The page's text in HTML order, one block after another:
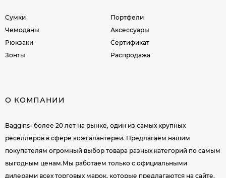
Сумки
Чемоданы
Рюкзаки
Зонты
Портфели
Аксессуары
Сертификат
Распродажа
О КОМПАНИИ
Baggins- более 20 лет на рынке, один из самых крупных
реселлеров в сфере кожгалантереи. Предлагаем нашим
покупателям огромный выбор товара разных категорий по самым
выгодным ценам.Мы работаем только с официальными
дилерами всех торговых марок, которые предлагаются на сайте.